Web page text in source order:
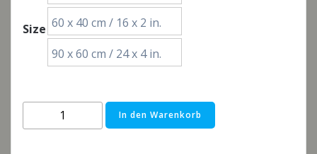
bis
Size 60 x 40 cm / 16 x 2 in.
90 x 60 cm / 24 x 4 in.
Sonnenlicht
In den Warenkorb